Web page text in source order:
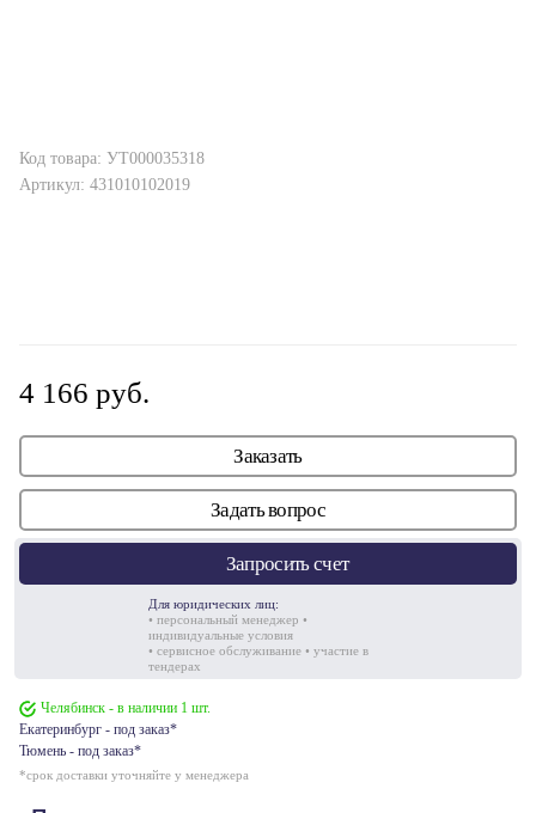
Код товара: УТ000035318
Артикул: 431010102019
4 166 руб.
Заказать
Задать вопрос
Запросить счет
Для юридических лиц:
• персональный менеджер •
индивидуальные условия
• сервисное обслуживание • участие в
тендерах
Челябинск - в наличии 1 шт.
Екатеринбург - под заказ*
Тюмень - под заказ*
*срок доставки уточняйте у менеджера